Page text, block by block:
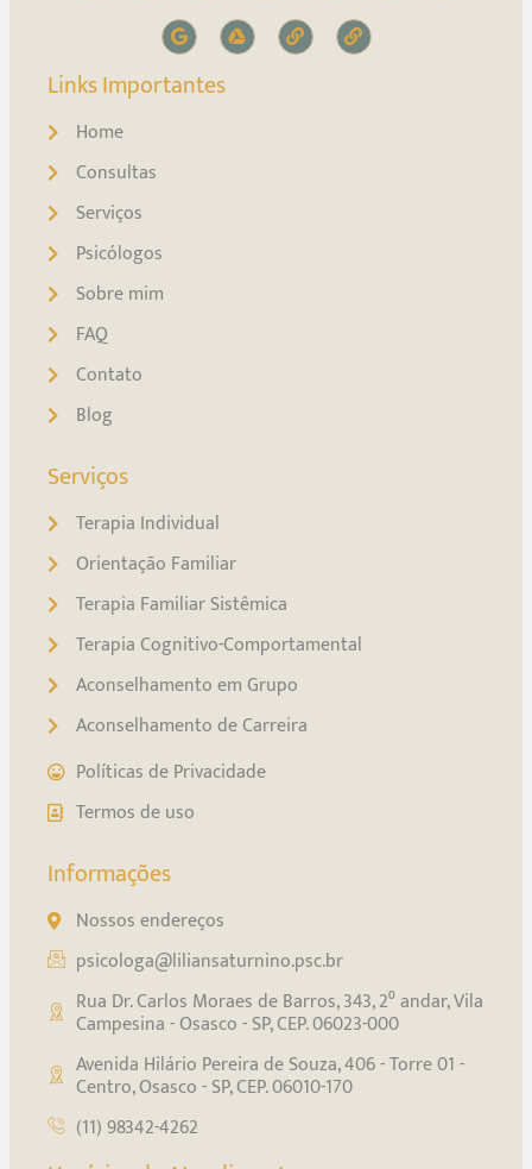
Links Importantes
Home
Consultas
Serviços
Psicólogos
Sobre mim
FAQ
Contato
Blog
Serviços
Terapia Individual
Orientação Familiar
Terapia Familiar Sistêmica
Terapia Cognitivo-Comportamental
Aconselhamento em Grupo
Aconselhamento de Carreira
Políticas de Privacidade
Termos de uso
Informações
Nossos endereços
psicologa@liliansaturnino.psc.br
Rua Dr. Carlos Moraes de Barros, 343, 2⁰ andar, Vila
Campesina - Osasco - SP, CEP. 06023-000
Avenida Hilário Pereira de Souza, 406 - Torre 01 -
Centro, Osasco - SP, CEP. 06010-170
(11) 98342-4262